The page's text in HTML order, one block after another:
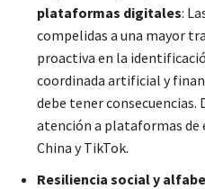
plataformas digitales:
compelidas a una mayor
proactiva en la
coordinada artificial y
debe tener consecuencias.
atención a plataformas de
China y TikTok.
Resiliencia social y